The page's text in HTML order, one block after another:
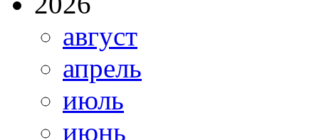
август
апрель
июль
июнь